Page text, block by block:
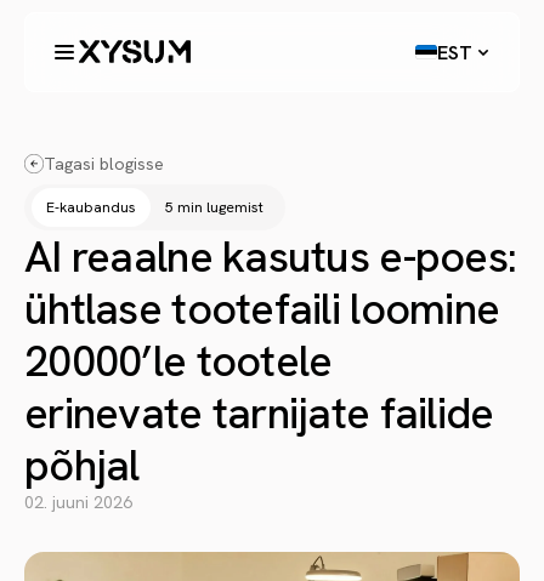
EST
Tagasi blogisse
E-kaubandus 5 min lugemist
AI reaalne kasutus e-poes:
ühtlase tootefaili loomine
20000’le tootele
erinevate tarnijate failide
põhjal
02. juuni 2026